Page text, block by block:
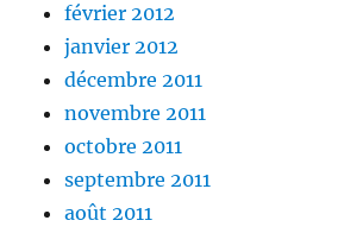
février 2012
janvier 2012
décembre 2011
novembre 2011
octobre 2011
septembre 2011
août 2011